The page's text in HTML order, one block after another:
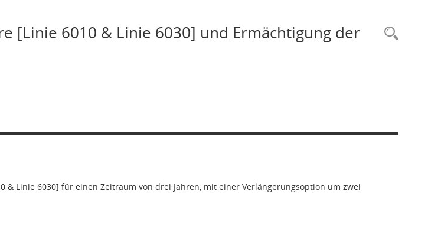
[Linie 6010 & Linie 6030] und Ermächtigung der
Linie 6030] für einen Zeitraum von drei Jahren, mit einer Verlängerungsoption um zwei